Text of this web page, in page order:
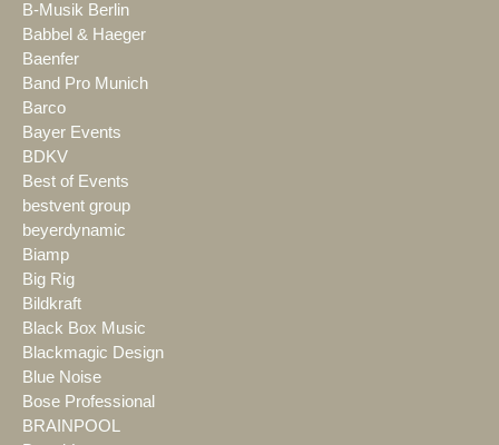
B-Musik Berlin
Babbel & Haeger
Baenfer
Band Pro Munich
Barco
Bayer Events
BDKV
Best of Events
bestvent group
beyerdynamic
Biamp
Big Rig
Bildkraft
Black Box Music
Blackmagic Design
Blue Noise
Bose Professional
BRAINPOOL